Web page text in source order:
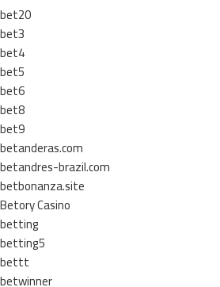
bet20
bet3
bet4
bet5
bet6
bet8
bet9
betanderas.com
betandres-brazil.com
betbonanza.site
Betory Casino
betting
betting5
bettt
betwinner